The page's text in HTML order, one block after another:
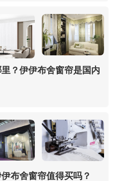
？伊伊布舍窗帘是国内
布舍窗帘值得买吗？